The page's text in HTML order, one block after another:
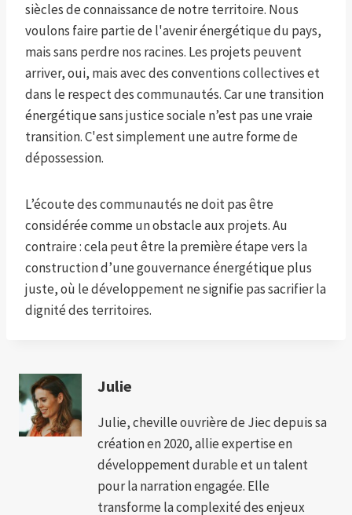
siècles de connaissance de notre territoire. Nous
voulons faire partie de l'avenir énergétique du pays,
mais sans perdre nos racines. Les projets peuvent
arriver, oui, mais avec des conventions collectives et
dans le respect des communautés. Car une transition
énergétique sans justice sociale n’est pas une vraie
transition. C'est simplement une autre forme de
dépossession.
L’écoute des communautés ne doit pas être
considérée comme un obstacle aux projets. Au
contraire : cela peut être la première étape vers la
construction d’une gouvernance énergétique plus
juste, où le développement ne signifie pas sacrifier la
dignité des territoires.
Julie
Julie, cheville ouvrière de Jiec depuis sa
création en 2020, allie expertise en
développement durable et un talent
pour la narration engagée. Elle
transforme la complexité des enjeux